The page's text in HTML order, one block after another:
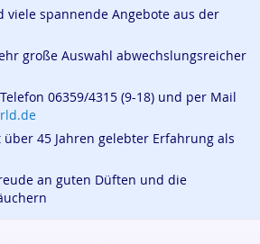
viele spannende Angebote aus der
große Auswahl abwechslungsreicher
06359/4315 (9-18) und per Mail
45 Jahren gelebter Erfahrung als
an guten Düften und die